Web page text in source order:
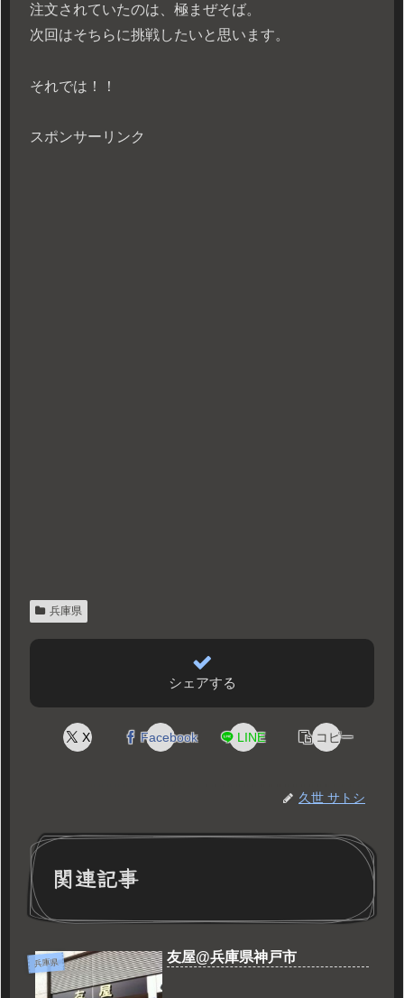
注文されていたのは、極まぜそば。
次回はそちらに挑戦したいと思います。
それでは！！
スポンサーリンク
兵庫県
シェアする
X Facebook LINE コピー
久世 サトシ
関連記事
兵庫県 友屋@兵庫県神戸市